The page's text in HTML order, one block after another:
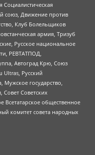
Социалистическая
союз, Движение против
Клуб Болельщиков
армия, Тризуб
Русское национальное
РЕВТАТПОД,
Автоград Крю, Союз
Ultras, Русский
государство,
Советских
Всетатарское общественное
комитет совета народных